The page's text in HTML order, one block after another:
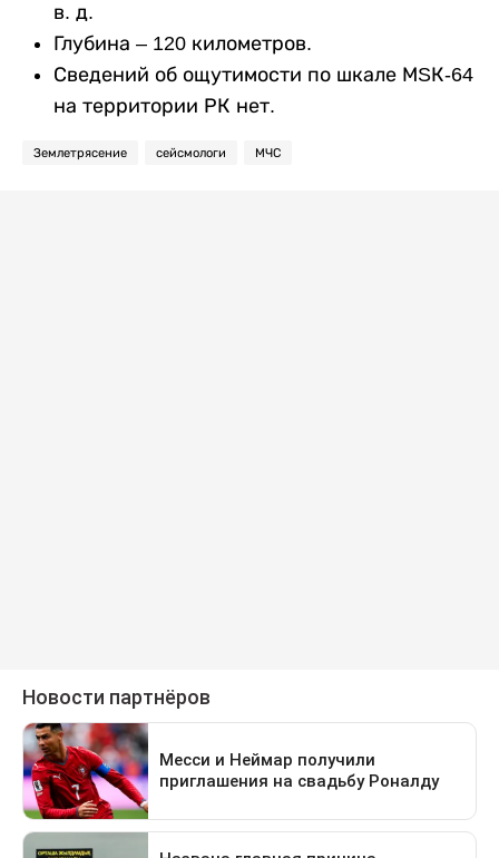
в. д.
Глубина – 120 километров.
Сведений об ощутимости по шкале МSК-64
на территории РК нет.
Землетрясение сейсмологи МЧС